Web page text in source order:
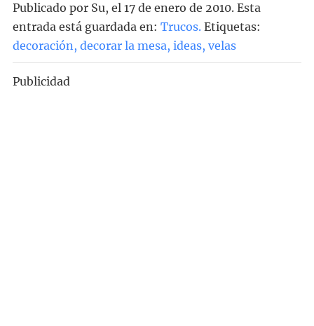
Publicado por Su, el 17 de enero de 2010. Esta
entrada está guardada en: Trucos. Etiquetas:
decoración, decorar la mesa, ideas, velas
Publicidad